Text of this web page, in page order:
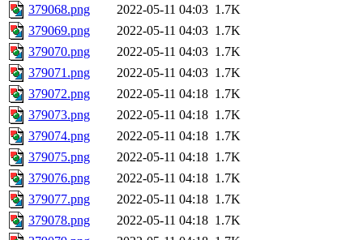
379068.png
2022-05-11 04:03 1.7K
379069.png
2022-05-11 04:03 1.7K
379070.png
2022-05-11 04:03 1.7K
379071.png
2022-05-11 04:03 1.7K
379072.png
2022-05-11 04:18 1.7K
379073.png
2022-05-11 04:18 1.7K
379074.png
2022-05-11 04:18 1.7K
379075.png
2022-05-11 04:18 1.7K
379076.png
2022-05-11 04:18 1.7K
379077.png
2022-05-11 04:18 1.7K
379078.png
2022-05-11 04:18 1.7K